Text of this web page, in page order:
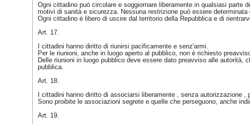
Ogni cittadino può circolare e soggiornare liberamente in qualsiasi
motivi di sanità e sicurezza. Nessuna restrizione può essere determinata
Ogni cittadino è libero di uscire dal territorio della Repubblica e di
Art. 17.
I cittadini hanno diritto di riunirsi pacificamente e senz'armi.
Per le riunioni, anche in luogo aperto al pubblico, non è richiesto
Delle riunioni in luogo pubblico deve essere dato preavviso alle
pubblica.
Art. 18.
I cittadini hanno diritto di associarsi liberamente , senza autorizzazione
Sono proibite le associazioni segrete e quelle che perseguono, anche
Art. 19.